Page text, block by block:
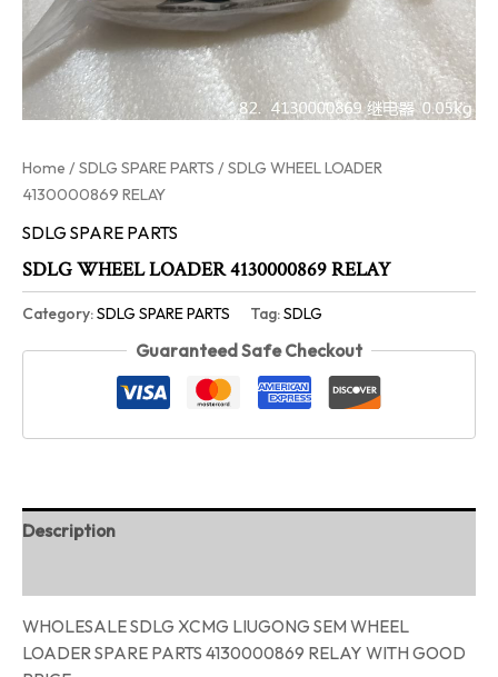
Home /SDLG SPARE PARTS / SDLG WHEEL LOADER
4130000869 RELAY
SDLG SPARE PARTS
SDLG WHEEL LOADER 4130000869 RELAY
Category:SDLG SPARE PARTS Tag:SDLG
Guaranteed Safe Checkout
Description
WHOLESALE SDLG XCMG LIUGONG SEM WHEEL
LOADER SPARE PARTS 4130000869 RELAY WITH GOOD